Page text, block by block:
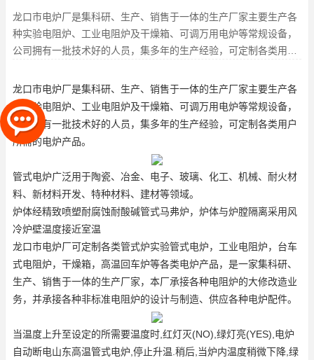
龙口市电炉厂是集科研、生产、销售于一体的生产厂家主要生产各
种实验电阻炉、工业电阻炉及干燥箱、可调万用电炉等常规设备，
公司拥有一批技术好的人员，集多年的生产经验，可定制各类用户
龙口市电炉厂是集科研、生产、销售于一体的生产厂家主要生产各
种实验电阻炉、工业电阻炉及干燥箱、可调万用电炉等常规设备，
公司拥有一批技术好的人员，集多年的生产经验，可定制各类用户
所需的电炉产品。
管式电炉广泛用于陶瓷、冶金、电子、玻璃、化工、机械、耐火材
料、新材料开发、特种材料、建材等领域。
炉体经精致喷塑耐腐蚀耐酸碱管式马弗炉，炉体与炉膛隔离采用风
冷炉壁温度接近室温
龙口市电炉厂可定制各类管式炉实验管式电炉，工业电阻炉，台车
式电阻炉，干燥箱，高温回车炉等各类电炉产品，是一家集科研、
生产、销售于一体的生产厂家，本厂承接各种电阻炉的大修改造业
务，并承接各种非标准电阻炉的设计与制造、供应各种电炉配件。
当温度上升至设定的所需要温度时,红灯灭(NO),绿灯亮(YES),电炉
自动断电山东高温管式电炉 ,停止升温.稍后,当炉内温度稍微下降,绿